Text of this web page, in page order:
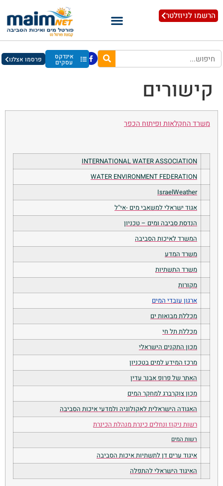
הרשמו לניוזלטר
אינדקס
עסקים פרסמו אצלנו
קישורים
משרד החקלאות ופיתוח הכפר
INTERNATIONAL WATER ASSOCIATION
WATER ENVIRONMENT FEDERATION
IsraelWeather
אגוד ישראלי למשאבי מים -אי"ל
הנדסת סביבה ומים – טכניון
המשרד לאיכות הסביבה
משרד המדע
משרד התשתיות
מקורות
ארגון עובדי המים
מכללת מבואות ים
מכללת תל חי
מכון התקנים הישראלי
מרכז המידע למים בטכניון
האתר של פרופ אבנר עדין
מכון צוקרברג למחקר המים
האגודה הישראלית לאקולוגיה ולמדעי איכות הסביבה
רשות ניקוז ונחלים כינרת מנהלת הכינרת
רשות המים
איגוד ערים דן לתשתיות איכות הסביבה
האיגוד הישראלי להתפלה